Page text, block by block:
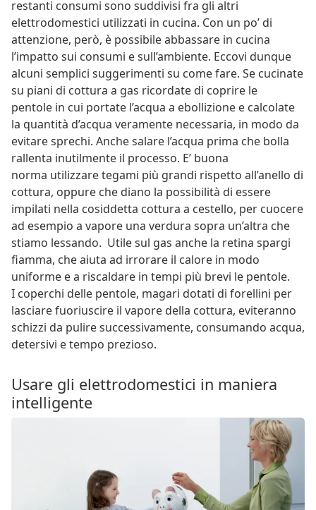
restanti consumi sono suddivisi fra gli altri
elettrodomestici utilizzati in cucina. Con un po’ di
attenzione, però, è possibile abbassare in cucina
l’impatto sui consumi e sull’ambiente. Eccovi dunque
alcuni semplici suggerimenti su come fare. Se cucinate
su piani di cottura a gas ricordate di coprire le
pentole in cui portate l’acqua a ebollizione e calcolate
la quantità d’acqua veramente necessaria, in modo da
evitare sprechi. Anche salare l’acqua prima che bolla
rallenta inutilmente il processo. E’ buona
norma utilizzare tegami più grandi rispetto all’anello di
cottura, oppure che diano la possibilità di essere
impilati nella cosiddetta cottura a cestello, per cuocere
ad esempio a vapore una verdura sopra un’altra che
stiamo lessando. Utile sul gas anche la retina spargi
fiamma, che aiuta ad irrorare il calore in modo
uniforme e a riscaldare in tempi più brevi le pentole.
I coperchi delle pentole, magari dotati di forellini per
lasciare fuoriuscire il vapore della cottura, eviteranno
schizzi da pulire successivamente, consumando acqua,
detersivi e tempo prezioso.
Usare gli elettrodomestici in maniera
intelligente